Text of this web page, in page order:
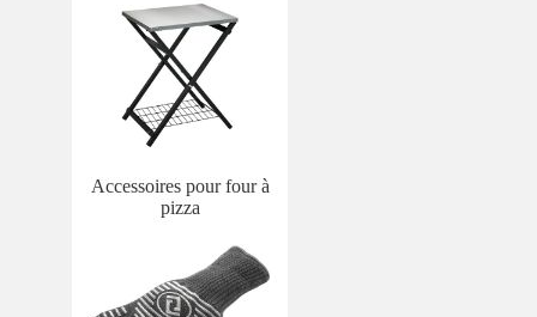
Accessoires pour four à
pizza